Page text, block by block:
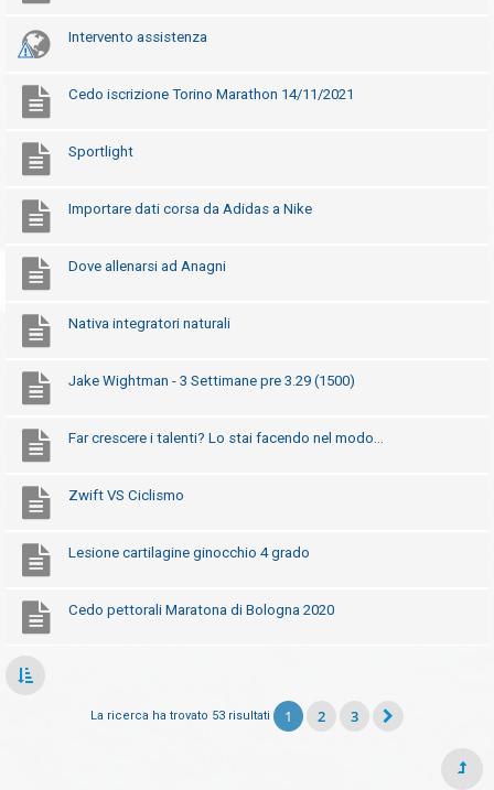
e
r
c
F
A
Q
Intervento assistenza
Cedo iscrizione Torino Marathon 14/11/2021
Sportlight
Importare dati corsa da Adidas a Nike
Dove allenarsi ad Anagni
Nativa integratori naturali
Jake Wightman - 3 Settimane pre 3.29 (1500)
Far crescere i talenti? Lo stai facendo nel modo...
Zwift VS Ciclismo
Lesione cartilagine ginocchio 4 grado
Cedo pettorali Maratona di Bologna 2020
La ricerca ha trovato 53 risultati 1 2 3